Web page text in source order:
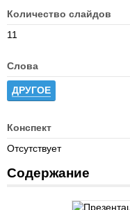
Количество слайдов
11
Слова
ДРУГОЕ
Конспект
Отсутствует
Содержание